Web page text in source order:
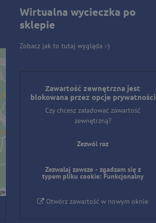
Wirtualna wycieczka po
sklepie
Zobacz jak to tutaj wygląda :-)
Zawartość zewnętrzna jest
blokowana przez opcje prywatności
Czy chcesz załadować zawartość
zewnętrzną?
Zezwól raz
Zezwalaj zawsze - zgadzam się z
typem pliku cookie: Funkcjonalny
Otwórz zawartość w nowym oknie